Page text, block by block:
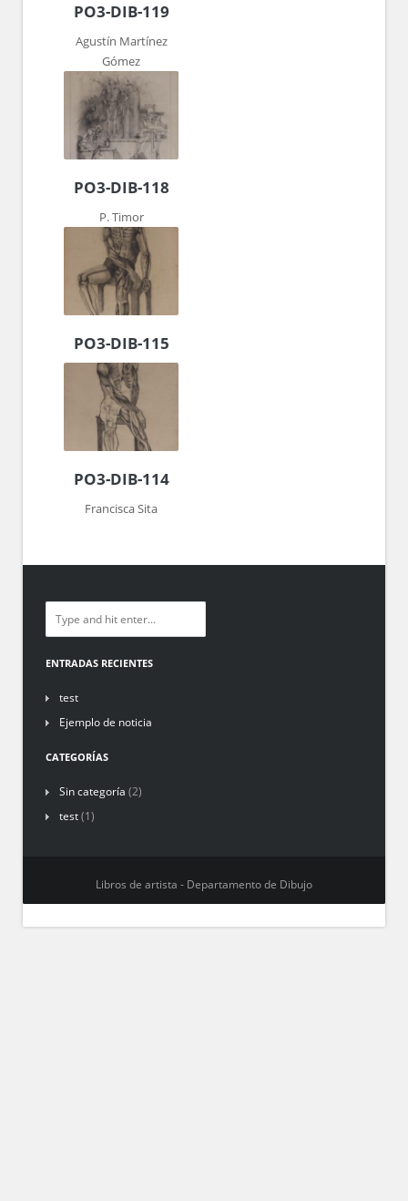
PO3-DIB-119
Agustín Martínez
Gómez
PO3-DIB-118
P. Timor
PO3-DIB-115
PO3-DIB-114
Francisca Sita
ENTRADAS RECIENTES
test
Ejemplo de noticia
CATEGORÍAS
Sin categoría (2)
test(1)
Libros de artista - Departamento de Dibujo